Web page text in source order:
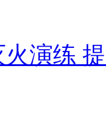
演练